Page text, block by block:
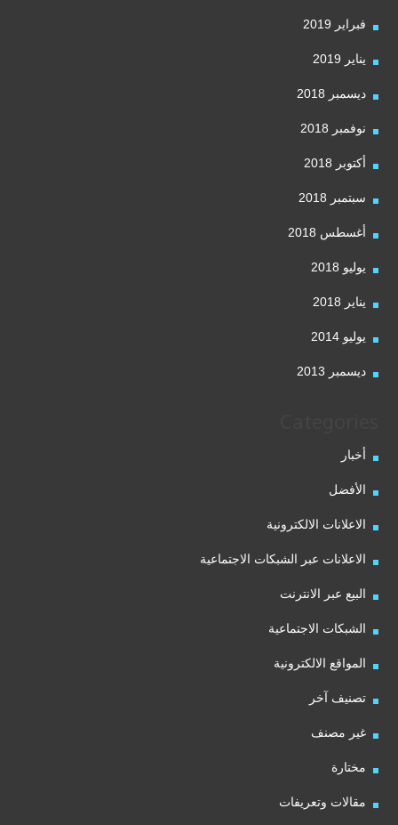
فبراير 2019
يناير 2019
ديسمبر 2018
نوفمبر 2018
أكتوبر 2018
سبتمبر 2018
أغسطس 2018
يوليو 2018
يناير 2018
يوليو 2014
ديسمبر 2013
أخبار
الأفضل
الاعلانات الالكترونية
الاعلانات عبر الشبكات الاجتماعية
البيع عبر الانترنت
الشبكات الاجتماعية
المواقع الالكترونية
تصنيف آخر
غير مصنف
مختارة
مقالات وتعريفات